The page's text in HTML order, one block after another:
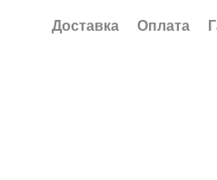
Доставка Оплата